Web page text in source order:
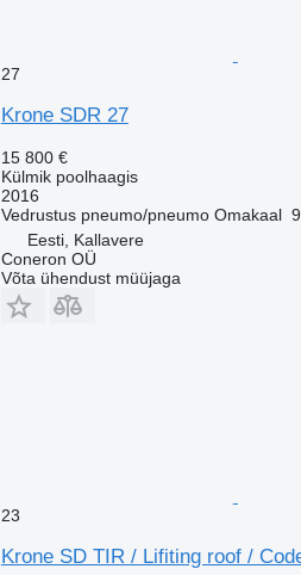
27
Krone SDR 27
15 800 €
Külmik poolhaagis
2016
Vedrustus pneumo/pneumo Omakaal
Eesti, Kallavere
Coneron OÜ
Võta ühendust müüjaga
23
Krone SD TIR / Lifiting roof /